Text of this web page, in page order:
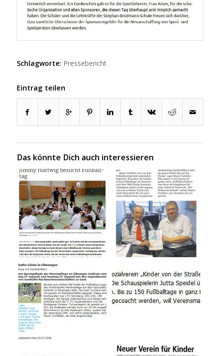
Schlagworte: Pressebericht
Eintrag teilen
Das könnte Dich auch interessieren